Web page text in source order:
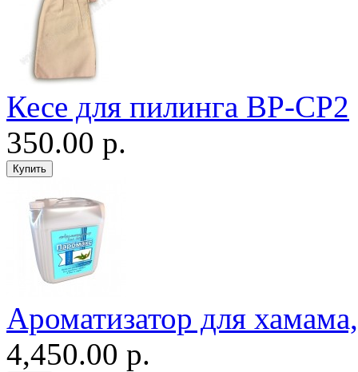
Кесе для пилинга ВР-CP2
350.00 р.
Ароматизатор для
4,450.00 р.